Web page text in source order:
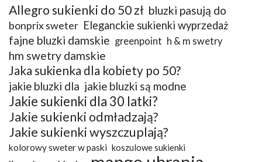
Allegro sukienki do 50 zł bluzki pasują do
bonprix sweter Eleganckie sukienki wyprzedaż
fajne bluzki damskie greenpoint h & m swetry
hm swetry damskie
Jaka sukienka dla kobiety po 50?
jakie bluzki dla jakie bluzki są modne
Jakie sukienki dla 30 latki?
Jakie sukienki odmładzają?
Jakie sukienki wyszczuplają?
kolorowy sweter w paski koszulowe sukienki